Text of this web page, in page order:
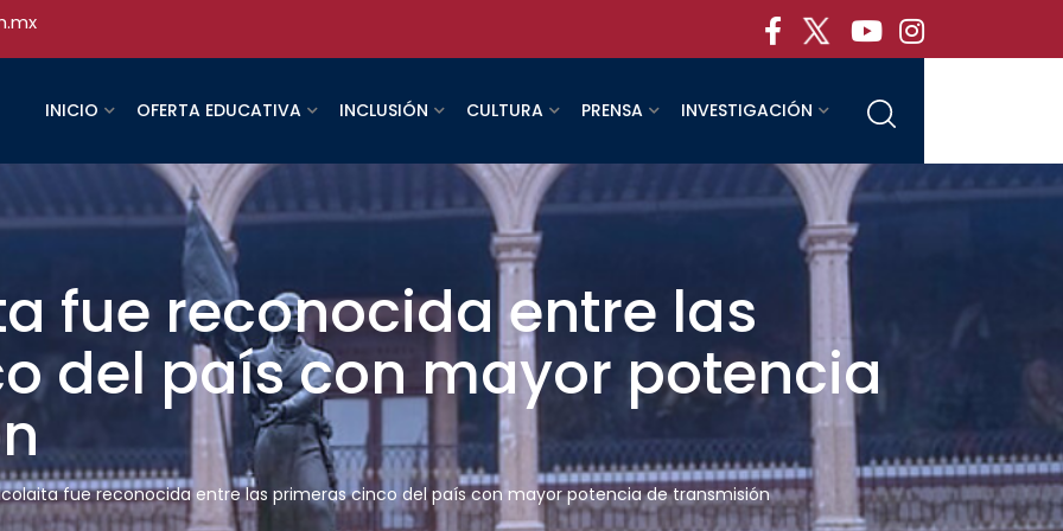
INICIO OFERTA EDUCATIVA INCLUSIÓN CULTURA PRENSA INVESTIGACIÓN
fue reconocida entre las
del país con mayor potencia
fue reconocida entre las primeras cinco del país con mayor potencia de transmisión